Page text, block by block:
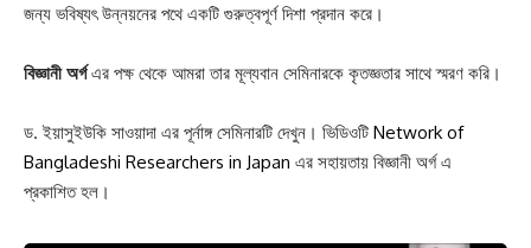
জন্য ভবিষ্যৎ উন্নয়নের পথে একটি গুরুত্বপূর্ণ দিশা প্রদান করে।
বিজ্ঞানী অর্গএর পক্ষ থেকে আমরা তার মূল্যবান সেমিনারকে কৃতজ্ঞতার সাথে স্মরণ করি।
ড. ইয়াসুইউকি সাওয়াদা এর পূর্নাঙ্গ সেমিনারটি দেখুন। ভিডিওটি Network of
Bangladeshi Researchers in Japan এর সহায়তায় বিজ্ঞানী অর্গ এ
প্রকাশিত হল।